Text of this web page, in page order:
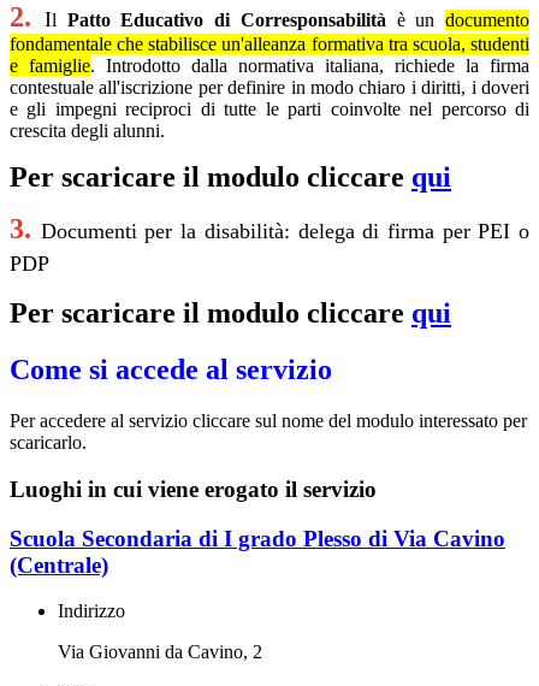
2. Il Patto Educativo di Corresponsabilitàè un documento
fondamentale che stabilisce un'alleanza formativa tra scuola, studenti
e famiglie. Introdotto dalla normativa italiana, richiede la firma
contestuale all'iscrizione per definire in modo chiaro i diritti, i doveri
e gli impegni reciproci di tutte le parti coinvolte nel percorso di
crescita degli alunni.
Per scaricare il modulo cliccare qui
3. Documenti per la disabilità: delega di firma per PEI o
PDP
Per scaricare il modulo cliccare qui
Come si accede al servizio
Per accedere al servizio cliccare sul nome del modulo interessato per
scaricarlo.
Luoghi in cui viene erogato il servizio
Scuola Secondaria di I grado Plesso di Via Cavino
(Centrale)
Indirizzo
Via Giovanni da Cavino, 2